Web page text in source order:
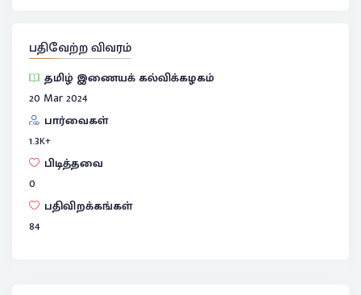
பதிவேற்ற விவரம்
தமிழ் இணையக் கல்விக்கழகம்
20 Mar 2024
பார்வைகள்
1.3K+
பிடித்தவை
0
பதிவிறக்கங்கள்
84